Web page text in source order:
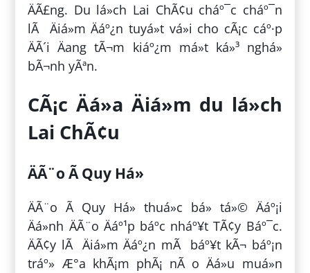
ÄÃ£ng. Du lá»ch Lai ChÃ¢u cháº¯c cháº¯n
lÃ Äiá»m Äáº¿n tuyá»t vá»i cho cÃ¡c cáº·p
ÄÃ´i Äang tÃ¬m kiáº¿m má»t ká»³ nghá»
bÃ¬nh yÃªn.
CÃ¡c Äá»a Äiá»m du lá»ch
Lai ChÃ¢u
ÄÃ¨o Ã Quy Há»
ÄÃ¨o Ã Quy Há» thuá»c bá» tá»© Äáº¡i
Äá»nh ÄÃ¨o Äáº¹p báº­c nháº¥t TÃ¢y Báº¯c.
ÄÃ¢y lÃ Äiá»m Äáº¿n mÃ báº¥t kÃ¬ báº¡n
tráº» Æ°a khÃ¡m phÃ¡ nÃ o Äá»u muá»n